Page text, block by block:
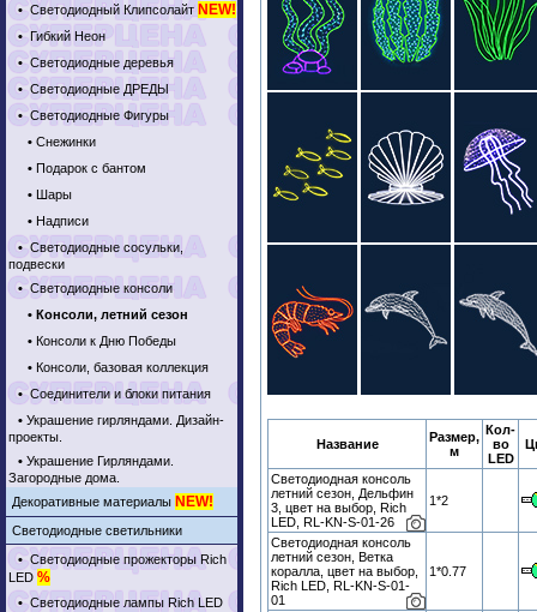
•Светодиодный Клипсолайт NEW!
•Гибкий Неон
•Светодиодные деревья
•Светодиодные ДРЕДЫ
•Светодиодные Фигуры
• Снежинки
• Подарок с бантом
• Шары
• Надписи
•Светодиодные сосульки,
подвески
•Светодиодные консоли
• Консоли, летний сезон
• Консоли к Дню Победы
• Консоли, базовая коллекция
•Соединители и блоки питания
• Украшение гирляндами. Дизайн-
проекты.
• Украшение Гирляндами.
Загородные дома.
Декоративные материалы NEW!
Светодиодные светильники
•Светодиодные прожекторы Rich
LED %
•Светодиодные лампы Rich LED
Название
Размер,
м
Кол-
во
LED
Светодиодная консоль
летний сезон, Дельфин
3, цвет на выбор, Rich
LED, RL-KN-S-01-26
1*2
Светодиодная консоль
летний сезон, Ветка
коралла, цвет на выбор,
Rich LED, RL-KN-S-01-
01
1*0.77